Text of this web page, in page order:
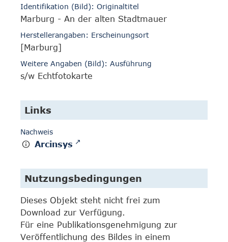
Identifikation (Bild): Originaltitel
Marburg - An der alten Stadtmauer
Herstellerangaben: Erscheinungsort
[Marburg]
Weitere Angaben (Bild): Ausführung
s/w Echtfotokarte
Links
Nachweis
Arcinsys
Nutzungsbedingungen
Dieses Objekt steht nicht frei zum
Download zur Verfügung.
Für eine Publikationsgenehmigung zur
Veröffentlichung des Bildes in einem